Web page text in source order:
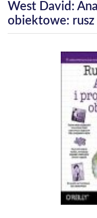
West David:
obiektowe: rusz